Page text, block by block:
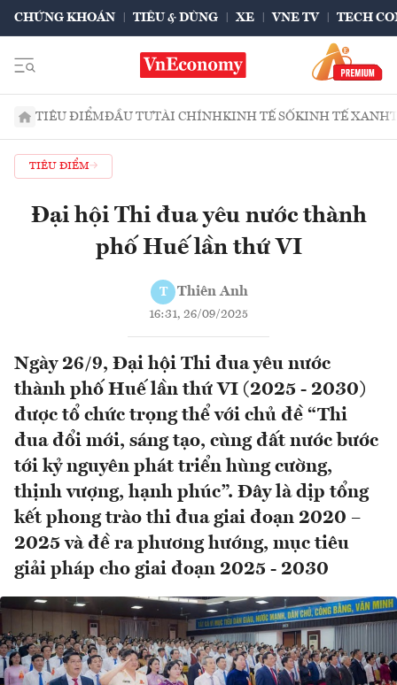
CHỨNG KHOÁN TIÊU & DÙNG XE VNE TV TECH
TIÊU ĐIỂMĐẦU TƯTÀI CHÍNHKINH TẾ SỐKINH TẾ XANH
TIÊU ĐIỂM
Đại hội Thi đua yêu nước thành
phố Huế lần thứ VI
T Thiên Anh
16:31, 26/09/2025
Ngày 26/9, Đại hội Thi đua yêu nước
thành phố Huế lần thứ VI (2025 - 2030)
được tổ chức trọng thể với chủ đề “Thi
đua đổi mới, sáng tạo, cùng đất nước bước
tới kỷ nguyên phát triển hùng cường,
thịnh vượng, hạnh phúc”. Đây là dịp tổng
kết phong trào thi đua giai đoạn 2020 –
2025 và đề ra phương hướng, mục tiêu
giải pháp cho giai đoạn 2025 - 2030